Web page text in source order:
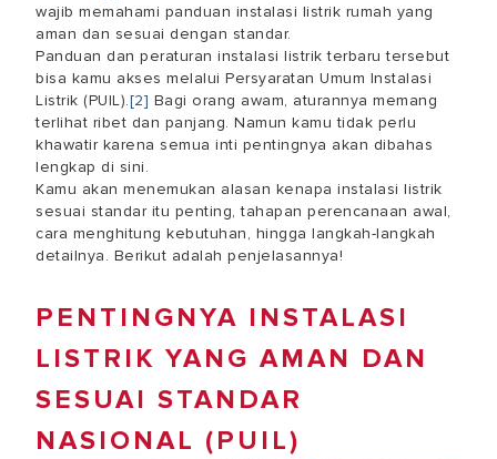
wajib memahami panduan instalasi listrik rumah yang
aman dan sesuai dengan standar.
Panduan dan peraturan instalasi listrik terbaru tersebut
bisa kamu akses melalui Persyaratan Umum Instalasi
Listrik (PUIL).[2] Bagi orang awam, aturannya memang
terlihat ribet dan panjang. Namun kamu tidak perlu
khawatir karena semua inti pentingnya akan dibahas
lengkap di sini.
Kamu akan menemukan alasan kenapa instalasi listrik
sesuai standar itu penting, tahapan perencanaan awal,
cara menghitung kebutuhan, hingga langkah-langkah
detailnya. Berikut adalah penjelasannya!
PENTINGNYA INSTALASI
LISTRIK YANG AMAN DAN
SESUAI STANDAR
NASIONAL (PUIL)